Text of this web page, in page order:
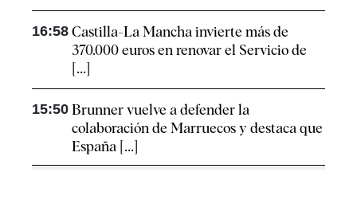
16:58 Castilla-La Mancha invierte más de
370.000 euros en renovar el Servicio de
[...]
15:50 Brunner vuelve a defender la
colaboración de Marruecos y destaca que
España [...]